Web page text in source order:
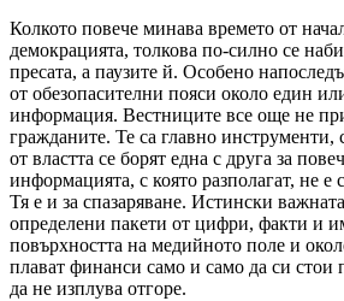
Колкото повече минава времето от
демокрацията, толкова по-силно се
пресата, а паузите й. Особено
от обезопасителни пояси около един
информация. Вестниците все още не
гражданите. Те са главно инструменти,
от властта се борят една с друга за
информацията, с която разполагат, не е
Тя е и за спазаряване. Истински
определени пакети от цифри, факти и
повърхността на медийното поле и
плават финанси само и само да си стои
да не изплува отгоре.